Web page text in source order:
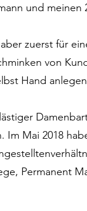
und meinen
zuerst für
von
Hand
Im Mai 2018
Permanent